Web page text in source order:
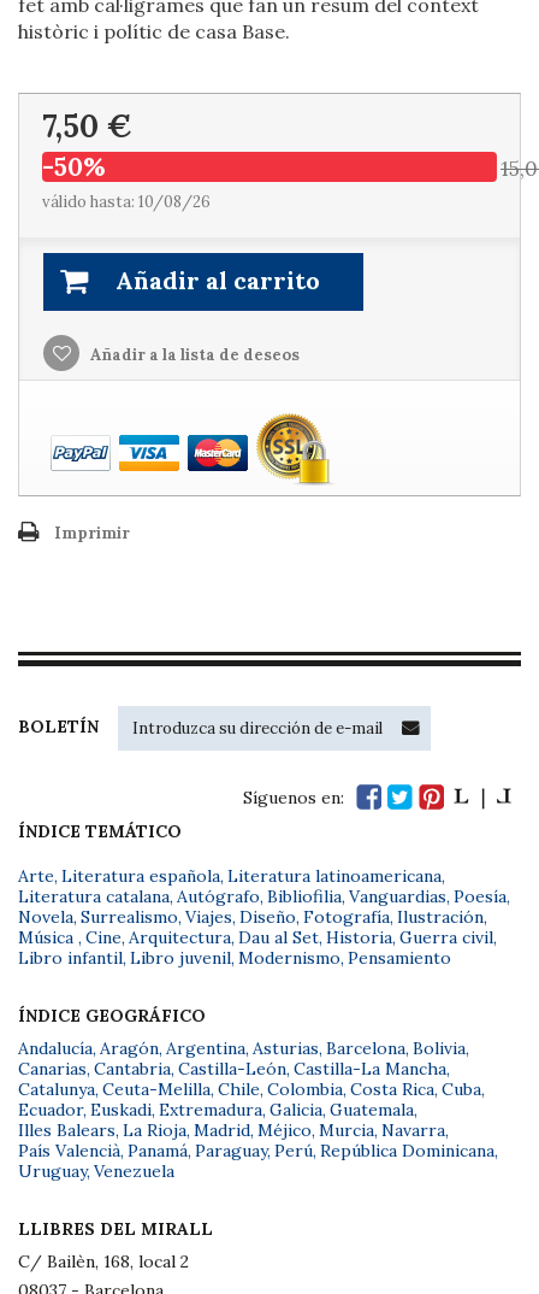
fet amb cal·ligrames que fan un resum del context
històric i polític de casa Base.
7,50 €
-50%
válido hasta: 10/08/26
Añadir al carrito
Añadir a la lista de deseos
Imprimir
BOLETÍN
Síguenos en:
ÍNDICE TEMÁTICO
Arte, Literatura española, Literatura latinoamericana,
Literatura catalana, Autógrafo, Bibliofilia, Vanguardias, Poesía,
Novela, Surrealismo, Viajes, Diseño, Fotografía, Ilustración,
Música , Cine, Arquitectura, Dau al Set, Historia, Guerra civil,
Libro infantil, Libro juvenil, Modernismo, Pensamiento
ÍNDICE GEOGRÁFICO
Andalucía, Aragón, Argentina, Asturias, Barcelona, Bolivia,
Canarias, Cantabria, Castilla-León, Castilla-La Mancha,
Catalunya, Ceuta-Melilla, Chile, Colombia, Costa Rica, Cuba,
Ecuador, Euskadi, Extremadura, Galicia, Guatemala,
Illes Balears, La Rioja, Madrid, Méjico, Murcia, Navarra,
País Valencià, Panamá, Paraguay, Perú, República Dominicana,
Uruguay, Venezuela
LLIBRES DEL MIRALL
C/ Bailèn, 168, local 2